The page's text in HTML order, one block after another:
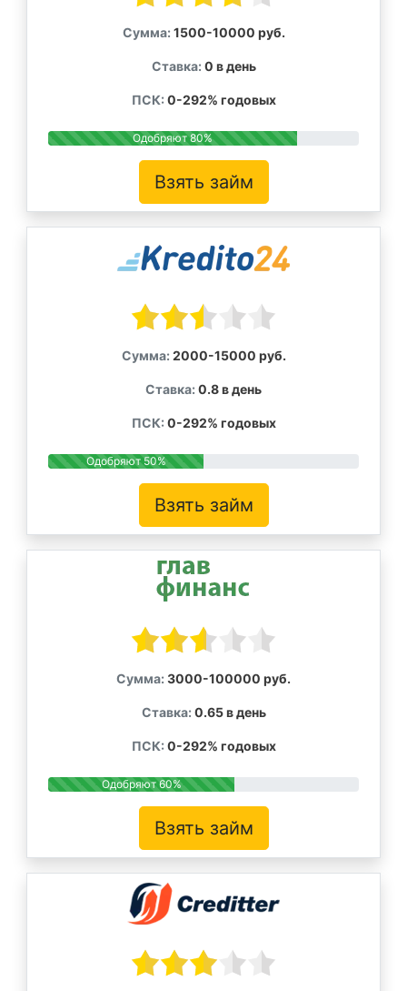
Сумма: 1500-10000 руб.
Ставка: 0 в день
ПСК: 0-292% годовых
Одобряют 80%
Взять займ
Сумма: 2000-15000 руб.
Ставка: 0.8 в день
ПСК: 0-292% годовых
Одобряют 50%
Взять займ
Сумма: 3000-100000 руб.
Ставка: 0.65 в день
ПСК: 0-292% годовых
Одобряют 60%
Взять займ